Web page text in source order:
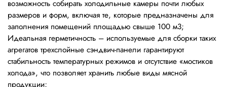
возможность собирать холодильные камеры почти любых
размеров и форм, включая те, которые предназначены для
заполнения помещений площадью свыше 100 м3;
Идеальная герметичность – используемые для сборки таких
агрегатов трехслойные сэндвич-панели гарантируют
стабильность температурных режимов и отсутствие «мостиков
холода», что позволяет хранить любые виды мясной
продукции;